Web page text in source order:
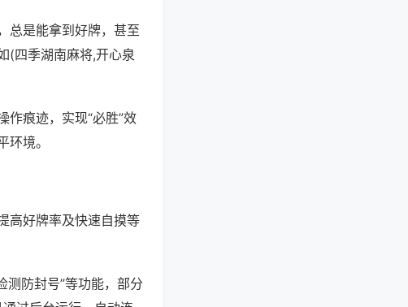
总是能拿到好牌，甚至
(四季湖南麻将,开心泉
作痕迹，实现“必胜”效
境。
高好牌率及快速自摸等
测防封号”等功能，部分